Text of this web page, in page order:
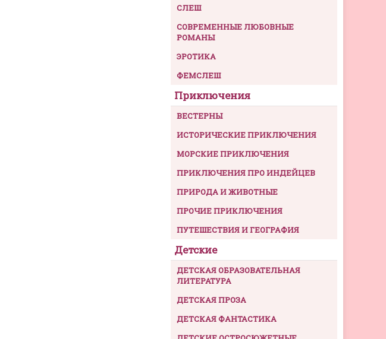
СЛЕШ
СОВРЕМЕННЫЕ ЛЮБОВНЫЕ
РОМАНЫ
ЭРОТИКА
ФЕМСЛЕШ
Приключения
ВЕСТЕРНЫ
ИСТОРИЧЕСКИЕ ПРИКЛЮЧЕНИЯ
МОРСКИЕ ПРИКЛЮЧЕНИЯ
ПРИКЛЮЧЕНИЯ ПРО ИНДЕЙЦЕВ
ПРИРОДА И ЖИВОТНЫЕ
ПРОЧИЕ ПРИКЛЮЧЕНИЯ
ПУТЕШЕСТВИЯ И ГЕОГРАФИЯ
Детские
ДЕТСКАЯ ОБРАЗОВАТЕЛЬНАЯ
ЛИТЕРАТУРА
ДЕТСКАЯ ПРОЗА
ДЕТСКАЯ ФАНТАСТИКА